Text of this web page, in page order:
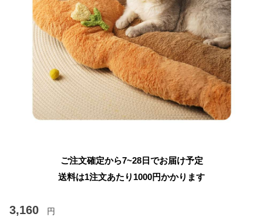
ご注文確定から7~28日でお届け予定
送料は1注文あたり 1000円かかります
3,160 円